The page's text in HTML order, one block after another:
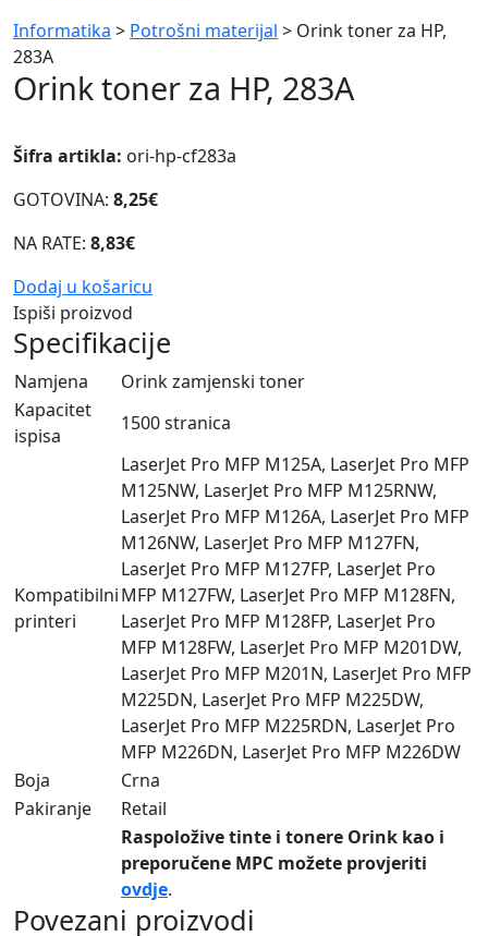
Informatika > Potrošni materijal > Orink toner za HP,
283A
Orink toner za HP, 283A
Šifra artikla: ori-hp-cf283a
GOTOVINA: 8,25€
NA RATE: 8,83€
Dodaj u košaricu
Ispiši proizvod
Specifikacije
Namjena
Orink zamjenski toner
Kapacitet
ispisa
1500 stranica
Kompatibilni
printeri
LaserJet Pro MFP M125A, LaserJet Pro MFP
M125NW, LaserJet Pro MFP M125RNW,
LaserJet Pro MFP M126A, LaserJet Pro MFP
M126NW, LaserJet Pro MFP M127FN,
LaserJet Pro MFP M127FP, LaserJet Pro
MFP M127FW, LaserJet Pro MFP M128FN,
LaserJet Pro MFP M128FP, LaserJet Pro
MFP M128FW, LaserJet Pro MFP M201DW,
LaserJet Pro MFP M201N, LaserJet Pro MFP
M225DN, LaserJet Pro MFP M225DW,
LaserJet Pro MFP M225RDN, LaserJet Pro
MFP M226DN, LaserJet Pro MFP M226DW
Boja
Crna
Pakiranje
Retail
Raspoložive tinte i tonere Orink kao i
preporučene MPC možete provjeriti
ovdje.
Povezani proizvodi